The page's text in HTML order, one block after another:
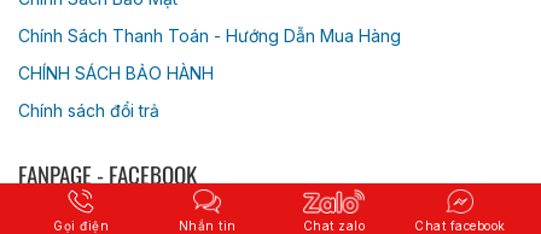
Chính Sách Thanh Toán - Hướng Dẫn Mua Hàng
CHÍNH SÁCH BẢO HÀNH
Chính sách đổi trả
FANPAGE - FACEBOOK
Gọi điện Nhắn tin Chat zalo Chat facebook